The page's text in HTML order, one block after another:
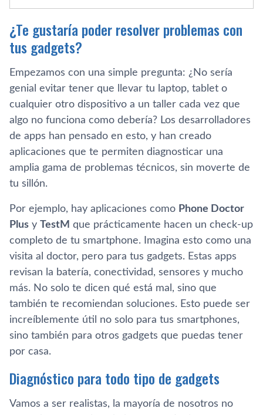
¿Te gustaría poder resolver problemas con
tus gadgets?
Empezamos con una simple pregunta: ¿No sería
genial evitar tener que llevar tu laptop, tablet o
cualquier otro dispositivo a un taller cada vez que
algo no funciona como debería? Los desarrolladores
de apps han pensado en esto, y han creado
aplicaciones que te permiten diagnosticar una
amplia gama de problemas técnicos, sin moverte de
tu sillón.
Por ejemplo, hay aplicaciones como Phone Doctor
Plus y TestM que prácticamente hacen un check-up
completo de tu smartphone. Imagina esto como una
visita al doctor, pero para tus gadgets. Estas apps
revisan la batería, conectividad, sensores y mucho
más. No solo te dicen qué está mal, sino que
también te recomiendan soluciones. Esto puede ser
increíblemente útil no solo para tus smartphones,
sino también para otros gadgets que puedas tener
por casa.
Diagnóstico para todo tipo de gadgets
Vamos a ser realistas, la mayoría de nosotros no